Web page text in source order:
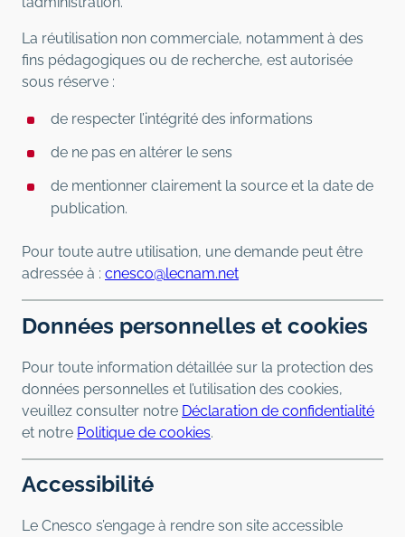
La réutilisation non commerciale, notamment à des
fins pédagogiques ou de recherche, est autorisée
sous réserve :
de respecter l’intégrité des informations
de ne pas en altérer le sens
de mentionner clairement la source et la date de
publication.
Pour toute autre utilisation, une demande peut être
adressée à : cnesco@lecnam.net
Données personnelles et cookies
Pour toute information détaillée sur la protection des
données personnelles et l’utilisation des cookies,
veuillez consulter notre Déclaration de confidentialité
et notre Politique de cookies.
Accessibilité
Le Cnesco s’engage à rendre son site accessible